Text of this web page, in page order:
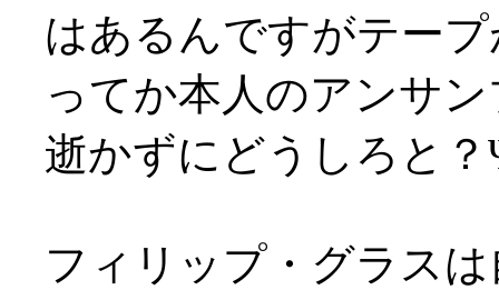
はあるんですがテー
ってか本人のアンサ
逝かずにどうしろと
フィリップ・グラス